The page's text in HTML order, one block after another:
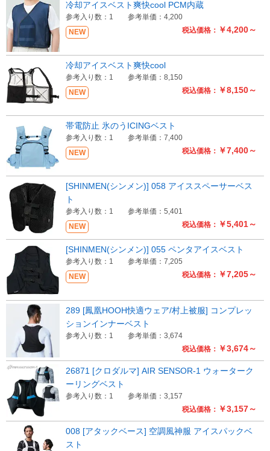
NEW 税込価格： ￥4,200～
冷却アイスベスト爽快cool PCM内蔵
参考入り数：1 参考単価：4,200
NEW 税込価格： ￥8,150～
冷却アイスベスト爽快cool
参考入り数：1 参考単価：8,150
NEW 税込価格： ￥7,400～
帯電防止 氷のうICINGベスト
参考入り数：1 参考単価：7,400
NEW 税込価格： ￥5,401～
[SHINMEN(シンメン)] 058 アイススペーサーベス
ト
参考入り数：1 参考単価：5,401
NEW 税込価格： ￥7,205～
[SHINMEN(シンメン)] 055 ペンタアイスベスト
参考入り数：1 参考単価：7,205
税込価格： ￥3,674～
289 [鳳凰HOOH快適ウェア/村上被服] コンプレッ
ションインナーベスト
参考入り数：1 参考単価：3,674
税込価格： ￥3,157～
26871 [クロダルマ] AIR SENSOR-1 ウォーターク
ーリングベスト
参考入り数：1 参考単価：3,157
008 [アタックベース] 空調風神服 アイスパックベ
スト